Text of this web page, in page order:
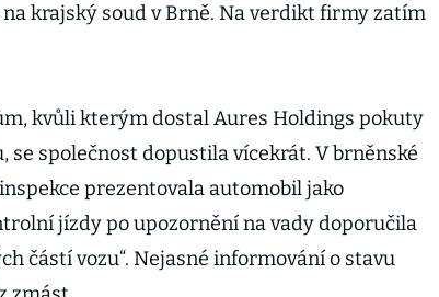
krajský soud v Brně. Na verdikt firmy zatím
kvůli kterým dostal Aures Holdings pokuty
se společnost dopustila vícekrát. V brněnské
prezentovala automobil jako
jízdy po upozornění na vady doporučila
částí vozu“. Nejasné informování o stavu